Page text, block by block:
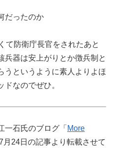
だったのか
て防衛庁長官をされたあと
兵器は安上がりとか徴兵制と
うというように素人よりよほ
ドなのでぜひ。
一石氏のブログ「 More
月24日の記事より転載させて